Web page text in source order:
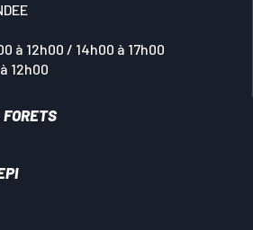
à 12h00 / 14h00 à 17h00
12h00